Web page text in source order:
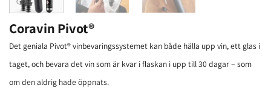
Coravin Pivot®
Det geniala Pivot® vinbevaringssystemet kan både hälla upp vin, ett glas i
taget, och bevara det vin som är kvar i flaskan i upp till 30 dagar – som
om den aldrig hade öppnats.